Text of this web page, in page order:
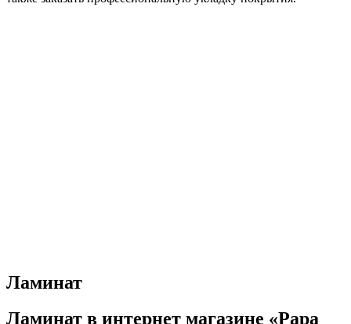
Ламинат
Ламинат в интернет магазине «Papa